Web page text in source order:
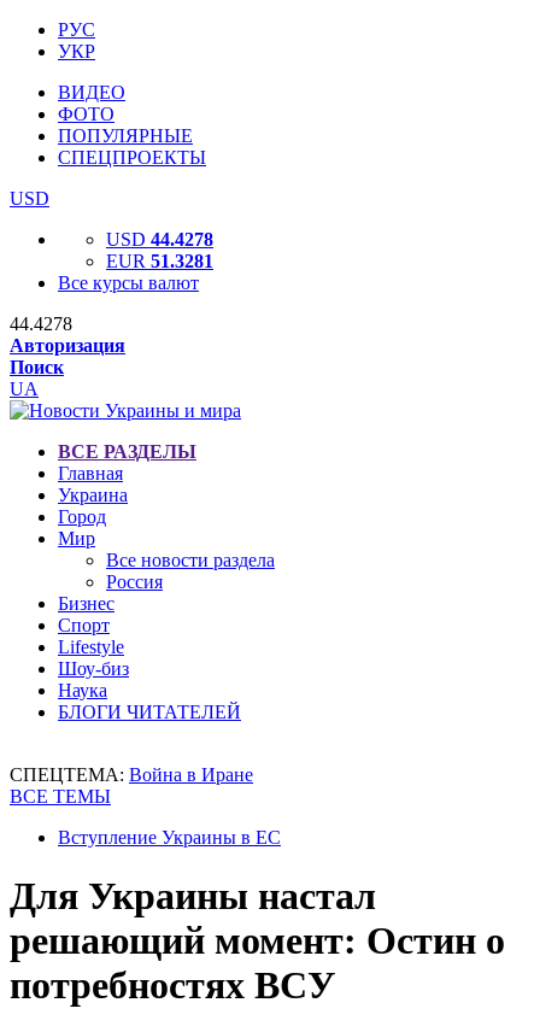
РУС
УКР
ВИДЕО
ФОТО
ПОПУЛЯРНЫЕ
СПЕЦПРОЕКТЫ
USD
USD 44.4278
EUR 51.3281
Все курсы валют
44.4278
Авторизация
Поиск
UA
ВСЕ РАЗДЕЛЫ
Главная
Украина
Город
Мир
Все новости раздела
Россия
Бизнес
Спорт
Lifestyle
Шоу-биз
Наука
БЛОГИ ЧИТАТЕЛЕЙ
СПЕЦТЕМА: Война в Иране
ВСЕ ТЕМЫ
Вступление Украины в ЕС
Для Украины настал
решающий момент: Остин о
потребностях ВСУ